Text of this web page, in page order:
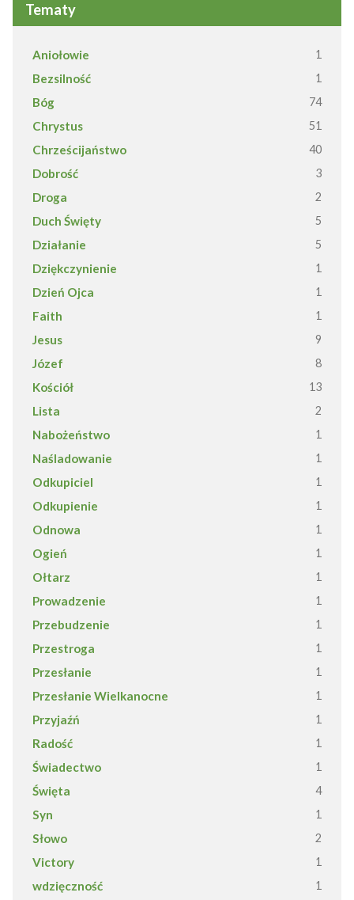
Tematy
Aniołowie 1
Bezsilność 1
Bóg 74
Chrystus 51
Chrześcijaństwo 40
Dobrość 3
Droga 2
Duch Święty 5
Działanie 5
Dziękczynienie 1
Dzień Ojca 1
Faith 1
Jesus 9
Józef 8
Kościół 13
Lista 2
Nabożeństwo 1
Naśladowanie 1
Odkupiciel 1
Odkupienie 1
Odnowa 1
Ogień 1
Ołtarz 1
Prowadzenie 1
Przebudzenie 1
Przestroga 1
Przesłanie 1
Przesłanie Wielkanocne 1
Przyjaźń 1
Radość 1
Świadectwo 1
Święta 4
Syn 1
Słowo 2
Victory 1
wdzięczność 1